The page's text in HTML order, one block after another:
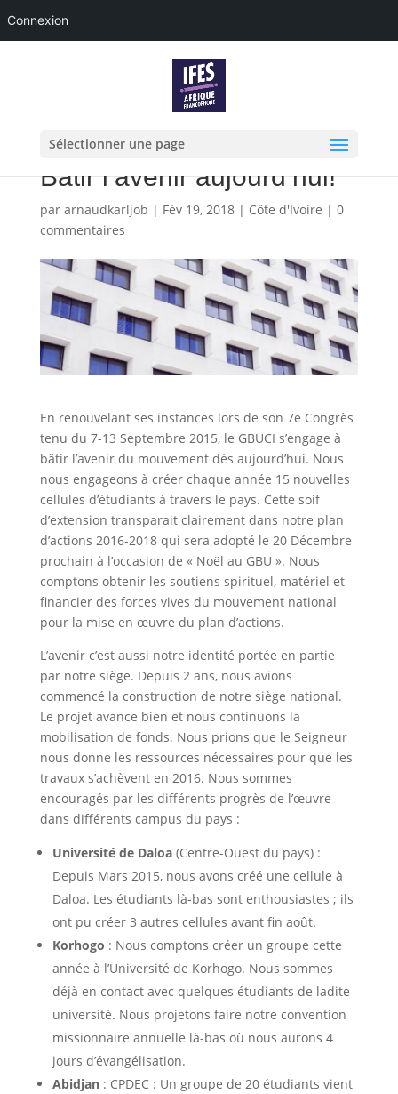
Connexion
Sélectionner une page
Bâtir l’avenir aujourd’hui!
par arnaudkarljob | Fév 19, 2018| Côte d'Ivoire | 0
commentaires
En renouvelant ses instances lors de son 7e Congrès
tenu du 7-13 Septembre 2015, le GBUCI s’engage à
bâtir l’avenir du mouvement dès aujourd’hui. Nous
nous engageons à créer chaque année 15 nouvelles
cellules d’étudiants à travers le pays. Cette soif
d’extension transparait clairement dans notre plan
d’actions 2016-2018 qui sera adopté le 20 Décembre
prochain à l’occasion de « Noël au GBU ». Nous
comptons obtenir les soutiens spirituel, matériel et
financier des forces vives du mouvement national
pour la mise en œuvre du plan d’actions.
L’avenir c’est aussi notre identité portée en partie
par notre siège. Depuis 2 ans, nous avions
commencé la construction de notre siège national.
Le projet avance bien et nous continuons la
mobilisation de fonds. Nous prions que le Seigneur
nous donne les ressources nécessaires pour que les
travaux s’achèvent en 2016. Nous sommes
encouragés par les différents progrès de l’œuvre
dans différents campus du pays :
Université de Daloa(Centre-Ouest du pays) :
Depuis Mars 2015, nous avons créé une cellule à
Daloa. Les étudiants là-bas sont enthousiastes ; ils
ont pu créer 3 autres cellules avant fin août.
Korhogo : Nous comptons créer un groupe cette
année à l’Université de Korhogo. Nous sommes
déjà en contact avec quelques étudiants de ladite
université. Nous projetons faire notre convention
missionnaire annuelle là-bas où nous aurons 4
jours d’évangélisation.
Abidjan: CPDEC : Un groupe de 20 étudiants vient